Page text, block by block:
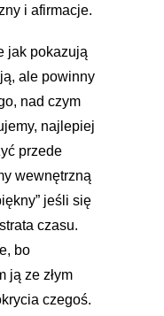
i afirmacje.
jak pokazują
ale powinny
nad czym
najlepiej
przede
wewnętrzną
jeśli się
czasu.
bo
ją ze złym
czegoś.